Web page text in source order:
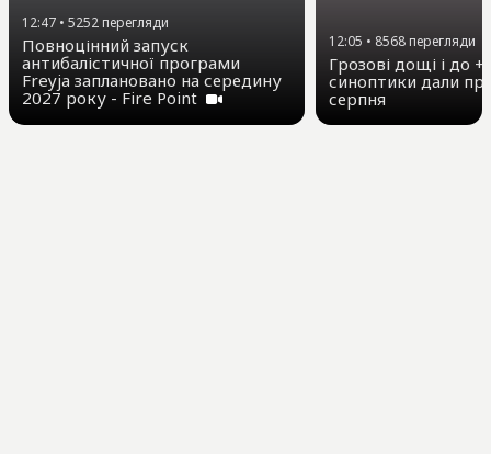
12:47 • 5252перегляди
Повноцінний запуск
антибалістичної програми
Freyja заплановано на середину
2027 року - Fire Point
12:05 • 8568перегляди
Грозові дощі і до
синоптики дали
серпня